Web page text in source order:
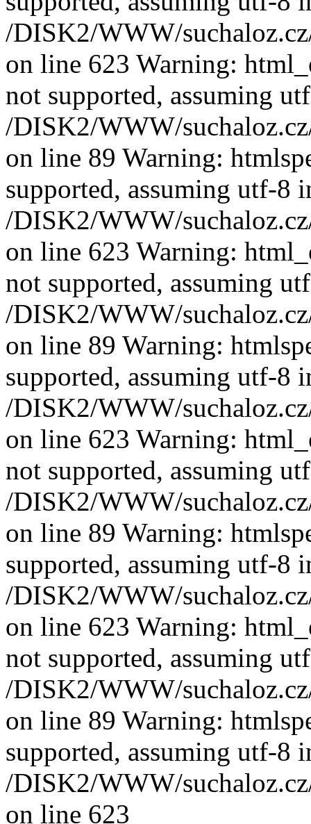
/DISK2/WWW/
on line 623 Warning:
not supported, assuming
/DISK2/WWW/
on line 89 Warning:
supported, assuming utf-8
/DISK2/WWW/
on line 623 Warning:
not supported, assuming
/DISK2/WWW/
on line 89 Warning:
supported, assuming utf-8
/DISK2/WWW/
on line 623 Warning:
not supported, assuming
/DISK2/WWW/
on line 89 Warning:
supported, assuming utf-8
/DISK2/WWW/
on line 623 Warning:
not supported, assuming
/DISK2/WWW/
on line 89 Warning:
supported, assuming utf-8
/DISK2/WWW/
on line 623